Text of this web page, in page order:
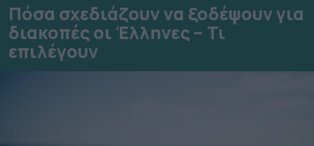
Πόσα σχεδιάζουν να ξοδέψουν για
διακοπές οι Έλληνες – Τι
επιλέγουν